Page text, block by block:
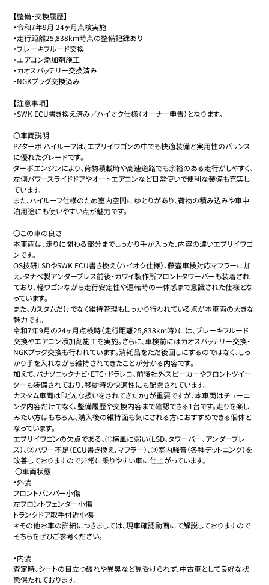
【整備・交換履歴】
・令和7年9月 24ヶ月点検実施
・走行距離25,838km時点の整備記録あり
・ブレーキフルード交換
・エアコン添加剤施工
・カオスバッテリー交換済み
・NGKプラグ交換済み
【注意事項】
・SWK ECU書き換え済み／ハイオク仕様（オーナー申告）となります。
〇車両説明
PZターボ ハイルーフは、エブリイワゴンの中でも快適装備と実用性のバランス
に優れたグレードです。
ターボエンジンにより、荷物積載時や高速道路でも余裕のある走行がしやすく、
左側パワースライドドアやオートエアコンなど日常使いで便利な装備も充実し
ています。
また、ハイルーフ仕様のため室内空間にゆとりがあり、荷物の積み込みや車中
泊用途にも使いやすい点が魅力です。
〇この車の良さ
本車両は、走りに関わる部分までしっかり手が入った、内容の濃いエブリイワゴ
ンです。
OS技研LSDやSWK ECU書き換え（ハイオク仕様）、藤壺車検対応マフラーに加
え、タナベ製アンダーブレス前後・カワイ製作所フロントタワーバーも装着され
ており、軽ワゴンながら走行安定性や運転時の一体感まで意識された仕様とな
っています。
また、カスタムだけでなく維持管理もしっかり行われている点が本車両の大きな
魅力です。
令和7年9月の24ヶ月点検時（走行距離25,838km時）には、ブレーキフルード
交換やエアコン添加剤施工を実施。さらに、車検前にはカオスバッテリー交換・
NGKプラグ交換も行われています。消耗品をただ後回しにするのではなく、しっ
かり手を入れながら維持されてきたことが分かる内容です。
加えて、パナソニックナビ・ETC・ドラレコ、前後社外スピーカーやフロントツイー
ターも装備されており、移動時の快適性にも配慮されています。
カスタム車両は「どんな扱いをされてきたか」が重要ですが、本車両はチューニ
ング内容だけでなく、整備履歴や交換内容まで確認できる1台です。走りを楽し
みたい方はもちろん、購入後の維持面も気にされる方におすすめできる個体と
なっています。
エブリイワゴンの欠点である、①横風に弱い（LSD、タワーバー、アンダーブレ
ス）、②パワー不足（ECU書き換え、マフラー）、③室内騒音（各種デットニング）を
改善しておりますので非常に乗りやすい車に仕上がっています。
〇車両状態
・外装
フロントバンパー小傷
左フロントフェンダー小傷
トランクドア取手付近小傷
＊その他お車の詳細につきましては、現車確認動画にて解説しておりますので
そちらをぜひご参考ください。
・内装
査定時、シートの目立つ破れや異臭など見受けられず、中古車として良好な状
態保たれております。